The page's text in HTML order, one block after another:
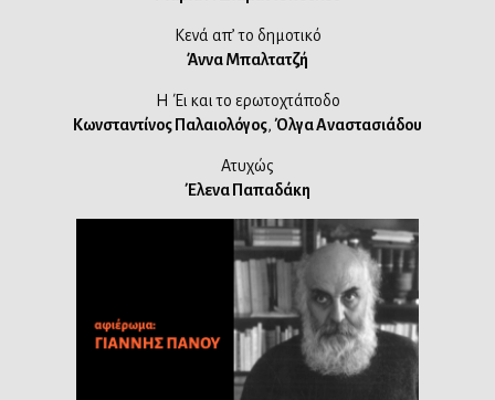
Κενά απ’ το δημοτικό
Άννα Μπαλτατζή
Η Έι και το ερωτοχτάποδο
Κωνσταντίνος Παλαιολόγος,Όλγα Αναστασιάδου
Ατυχώς
Έλενα Παπαδάκη